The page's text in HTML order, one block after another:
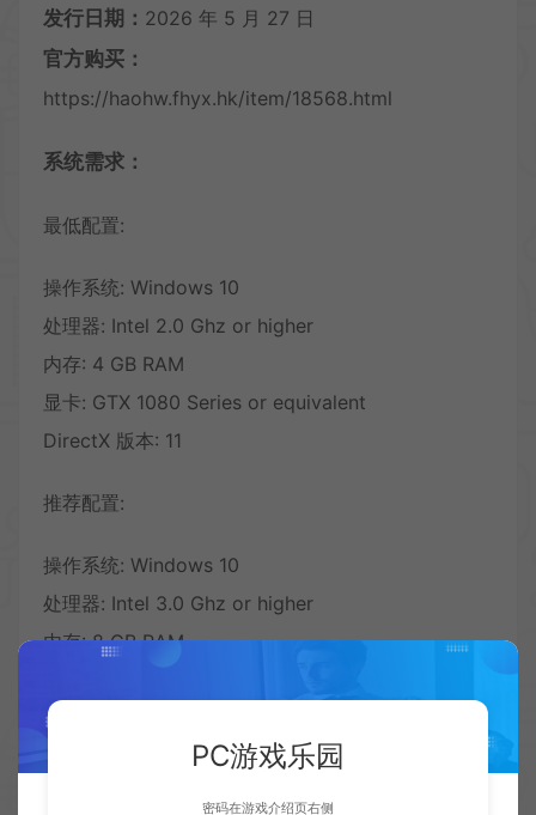
发行日期： 2026 年 5 月 27 日
官方购买：
https://haohw.fhyx.hk/item/18568.html
系统需求：
最低配置:
操作系统: Windows 10
处理器: Intel 2.0 Ghz or higher
内存: 4 GB RAM
显卡: GTX 1080 Series or equivalent
DirectX 版本: 11
推荐配置:
操作系统: Windows 10
处理器: Intel 3.0 Ghz or higher
内存: 8 GB RAM
DirectX 版本: 12
PC游戏乐园
密码在游戏介绍页右侧